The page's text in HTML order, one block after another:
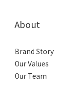
About
Brand Story
Our Values
Our Team